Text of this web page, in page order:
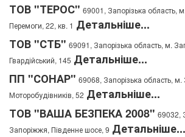
ТОВ "ТЕРОС" 69001, Запорізька область,
Перемоги, 22, кв. 1 Детальніше...
ТОВ "СТБ" 69091, Запорізька область, м.
Гвардійський, 145 Детальніше...
ПП "СОНАР" 69068, Запорізька область,
Моторобудівників, 52 Детальніше...
ТОВ "ВАША БЕЗПЕКА 2008" 69032,
Запоріжжя, Південне шосе, 9 Детальніше...